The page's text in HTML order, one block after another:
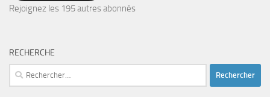
mail
Rejoignez les 195 autres abonnés
RECHERCHE
Rechercher :